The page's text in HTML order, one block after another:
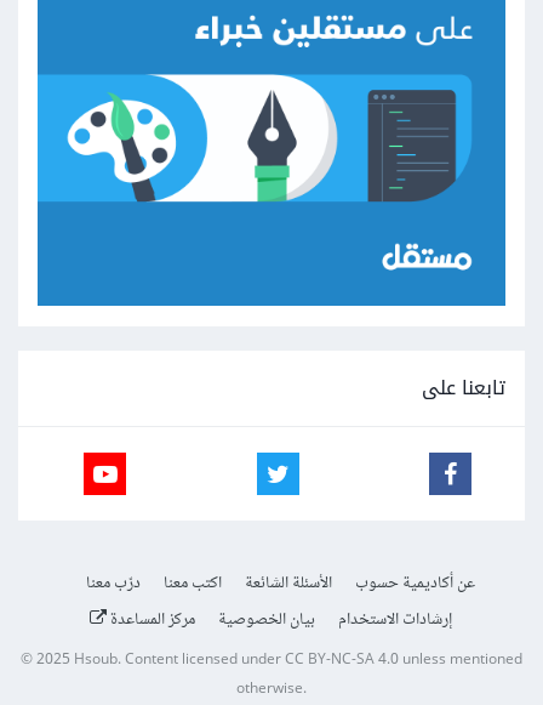
تابعنا على
عن أكاديمية حسوب الأسئلة الشائعة اكتب معنا
درّب معنا
إرشادات الاستخدام
بيان الخصوصية مركز المساعدة
© 2025Hsoub.Content licensed underCC BY-NC-SA 4.0unless mentioned
otherwise.